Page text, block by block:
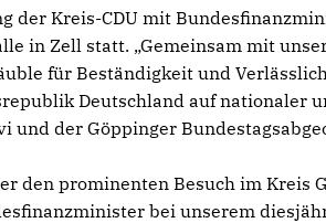
der Kreis-CDU mit
in Zell statt. „Gemeinsam mit
für Beständigkeit und
Deutschland auf nationaler
und der Göppinger
den prominenten Besuch im Kreis
bei unserem